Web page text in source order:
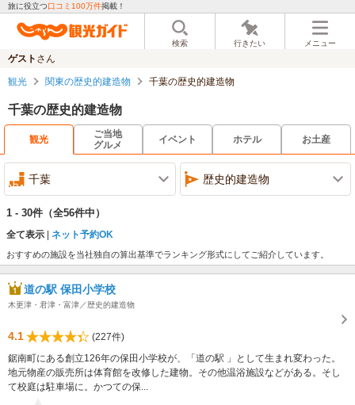
旅に役立つ口コミ100万件掲載！
検索 行きたい メニュー
ゲスト さん
観光 関東の歴史的建造物 千葉の歴史的建造物
千葉の歴史的建造物
観光
ご当地
グルメ
イベント ホテル お土産
千葉 歴史的建造物
1 - 30件 （全56件中）
全て表示 ネット予約OK
おすすめの施設を当社独自の算出基準でランキング形式にしてご紹介しています。
道の駅 保田小学校
木更津・君津・富津／歴史的建造物
4.1
(227件)
鋸南町にある創立126年の保田小学校が、「道の駅 」として生まれ変わった。
地元物産の販売所は体育館を改修した建物。その他温浴施設などがある。そし
て校庭は駐車場に。かつての保...